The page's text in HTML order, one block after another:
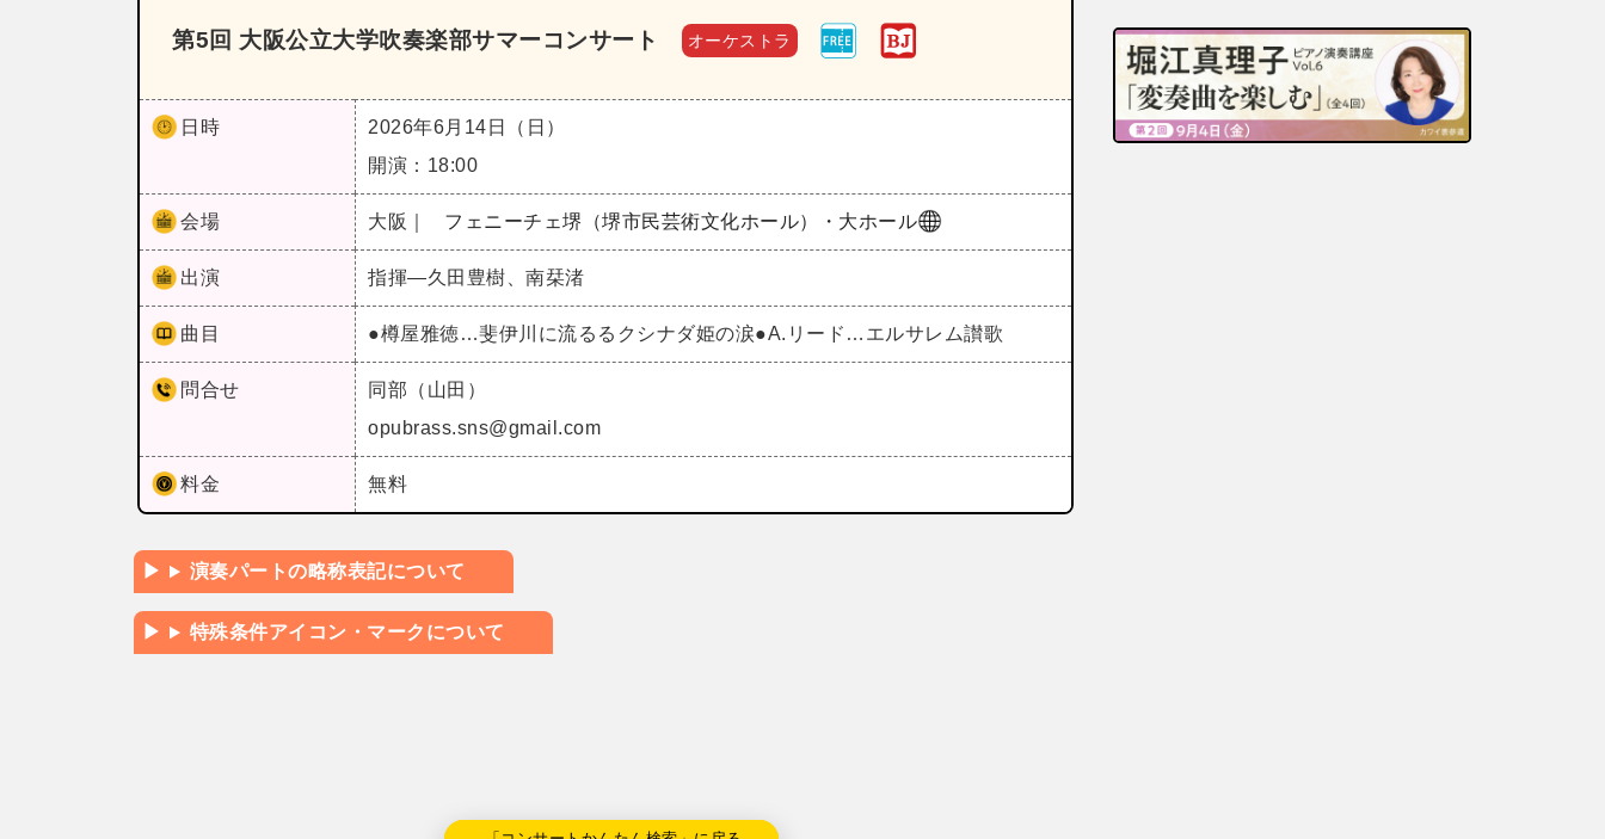
第5回 大阪公立大学吹奏楽部サマーコンサート オーケストラ
日時
2026年6月14日（日）
開演：18:00
会場 大阪｜ フェニーチェ堺（堺市民芸術文化ホール）・大ホール
出演 指揮―久田豊樹、南栞渚
曲目 ●樽屋雅徳…斐伊川に流るるクシナダ姫の涙●A.リード…エルサレム讃歌
問合せ
同部（山田）
opubrass.sns@gmail.com
料金 無料
演奏パートの略称表記について
特殊条件アイコン・マークについて